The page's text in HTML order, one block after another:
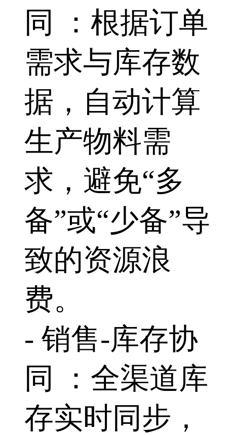
同 ：根据订单
需求与库存数
据，自动计算
生产物料需
求，避免“多
备”或“少备”导
致的资源浪
费。
- 销售-库存协
同 ：全渠道库
存实时同步，